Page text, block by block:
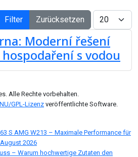
Filter Zurücksetzen
Anzeige #
Moderní řešení
s vodou
Alle Rechte vorbehalten.
GPL-Lizenz veröffentlichte Software.
S AMG W213 – Maximale Performance für
2026
– Warum hochwertige Zutaten den